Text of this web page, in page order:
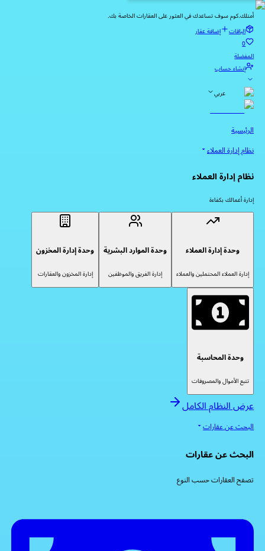
أمتلك.كوم سوف تساعدك في العثور على العقارات الخاصة بك.
الباقات
إضافة عقار
0
المفضلة
إنشاء حساب
عربي
الرئيسية
نظام إدارة العملاء
نظام إدارة العملاء
إدارة أعمالك بكفاءة
وحدة إدارة العملاء
إدارة العملاء المحتملين والعملاء
وحدة الموارد البشرية
إدارة الفريق والموظفين
وحدة إدارة المخزون
إدارة المخزون والعقارات
وحدة المحاسبة
تتبع الأموال والمصروفات
عرض النظام الكامل
البحث عن عقارات
البحث عن عقارات
تصفح العقارات حسب النوع